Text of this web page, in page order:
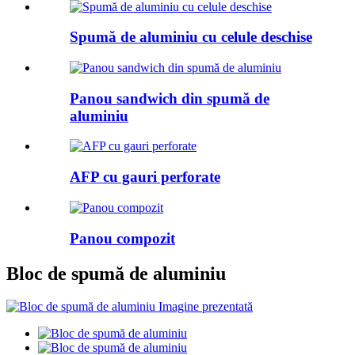
Spumă de aluminiu cu celule deschise
Panou sandwich din spumă de
aluminiu
AFP cu gauri perforate
Panou compozit
Bloc de spumă de aluminiu